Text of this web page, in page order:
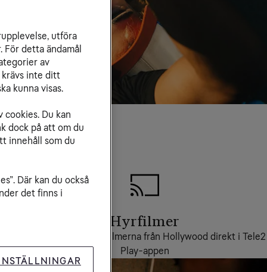
Hyrfilmer
Hyr de senaste storfilmerna från Hollywood direkt i Tele2
Play-appen
utföra
detta ändamål
av
krävs inte ditt
kunna visas.
cookies. Du kan
dock på att om du
innehåll som du
Där kan du också
det finns i